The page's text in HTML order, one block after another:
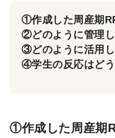
①作成した周産期
②どのように管理し
③どのように活用し
④学生の反応はどう
①作成した周産期